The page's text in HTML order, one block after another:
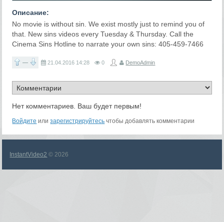
Описание:
No movie is without sin. We exist mostly just to remind you of
that. New sins videos every Tuesday & Thursday. Call the
Cinema Sins Hotline to narrate your own sins: 405-459-7466
— 21.04.2016 14:28 0 DemoAdmin
Нет комментариев. Ваш будет первым!
Войдите илизарегистрируйтесь чтобы добавлять комментарии
InstantVideo2 © 2026